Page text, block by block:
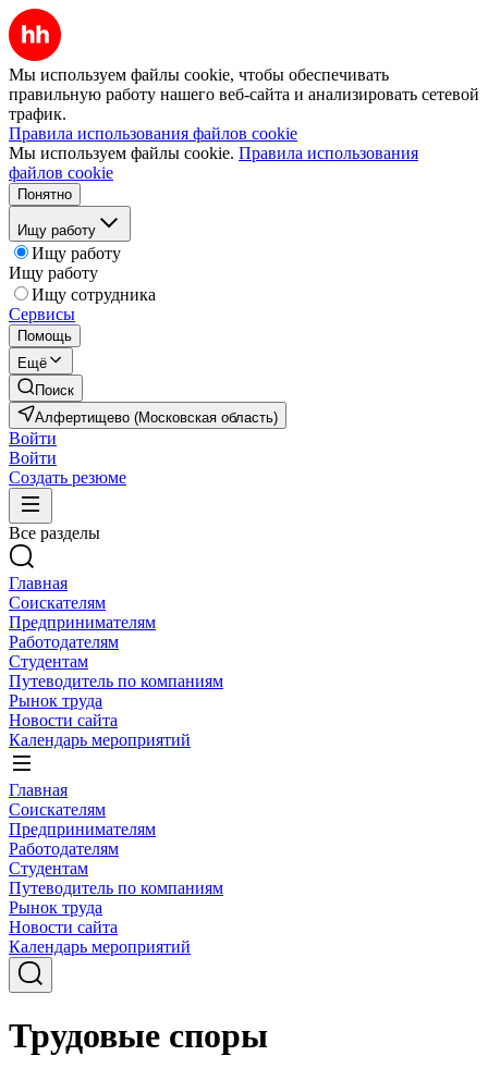
Мы используем файлы cookie, чтобы обеспечивать
правильную работу нашего веб-сайта и анализировать сетевой
трафик.
Правила использования файлов cookie
Мы используем файлы cookie. Правила использования
файлов cookie
Понятно
Ищу работу
Ищу работу
Ищу работу
Ищу сотрудника
Сервисы
Помощь
Ещё
Поиск
Алфертищево (Московская область)
Войти
Войти
Создать резюме
Все разделы
Главная
Соискателям
Предпринимателям
Работодателям
Студентам
Путеводитель по компаниям
Рынок труда
Новости сайта
Календарь мероприятий
Главная
Соискателям
Предпринимателям
Работодателям
Студентам
Путеводитель по компаниям
Рынок труда
Новости сайта
Календарь мероприятий
Трудовые споры